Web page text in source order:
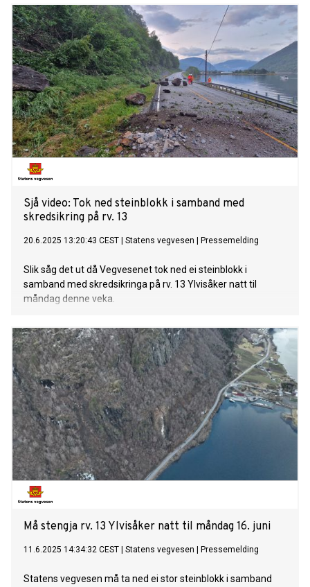
Sjå video: Tok ned steinblokk i samband med
skredsikring på rv. 13
20.6.2025 13:20:43 CEST Statens vegvesen Pressemelding
Slik såg det ut då Vegvesenet tok ned ei steinblokk i
samband med skredsikringa på rv. 13 Ylvisåker natt til
måndag denne veka.
Må stengja rv. 13 Ylvisåker natt til måndag 16. juni
11.6.2025 14:34:32 CEST Statens vegvesen Pressemelding
Statens vegvesen må ta ned ei stor steinblokk i samband